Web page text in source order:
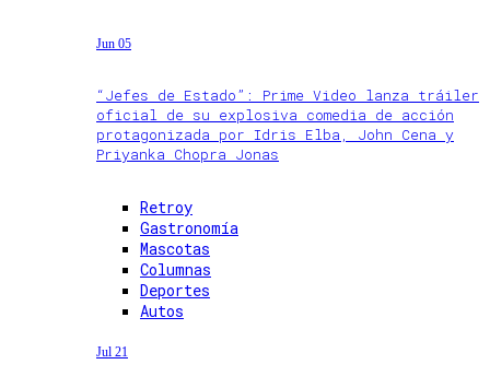
Jun 05
“Jefes de Estado”: Prime Video lanza tráiler
oficial de su explosiva comedia de acción
protagonizada por Idris Elba, John Cena y
Priyanka Chopra Jonas
Retroy
Gastronomía
Mascotas
Columnas
Deportes
Autos
Jul 21